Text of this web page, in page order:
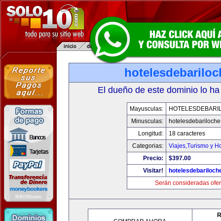
El dueño de este dominio lo
Mayusculas:
Minusculas:
Longitud:
18 caracteres
Categorias:
Viajes,Turismo y
Precio:
$397.00
Visitar!
Serán consideradas